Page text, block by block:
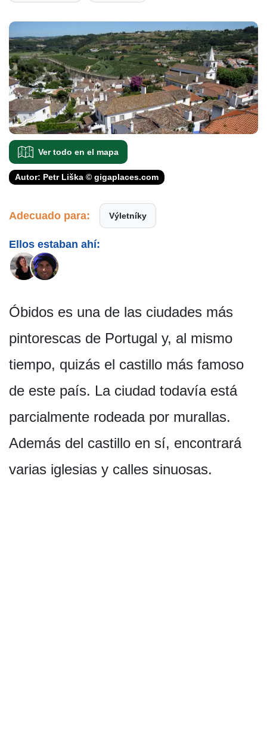
Ver todo en el mapa
Autor: Petr Liška © gigaplaces.com
Adecuado para: Výletníky
Ellos estaban ahí:
Óbidos es una de las ciudades más
pintorescas de Portugal y, al mismo
tiempo, quizás el castillo más famoso
de este país. La ciudad todavía está
parcialmente rodeada por murallas.
Además del castillo en sí, encontrará
varias iglesias y calles sinuosas.